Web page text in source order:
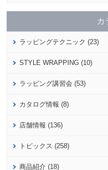
カ
ラッピングテクニック (23)
STYLE WRAPPING (10)
ラッピング講習会 (53)
カタログ情報 (8)
店舗情報 (136)
トピックス (258)
商品紹介 (18)